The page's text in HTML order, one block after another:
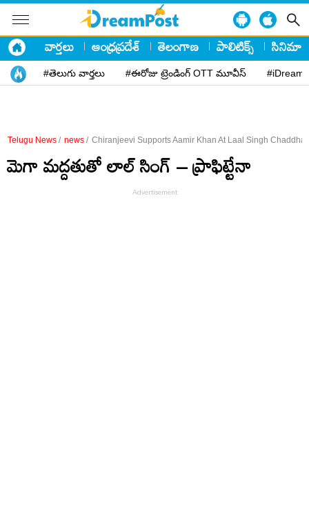
వార్తలు ఆంధ్రప్రదేశ్ తెలంగాణ పాలిటిక్స్ సినిమా
#తెలుగు వార్తలు #ఈరోజు ట్రెండింగ్ OTT మూవీస్
Telugu News / news / Chiranjeevi Supports Aamir Khan At Laal Singh Chaddha
మెగా మద్దతుతో లాల్ సింగ్ – ప్రాఫిట్టేనా